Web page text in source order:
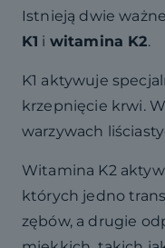
Istnieją dwie
K1 i witamina K2.
K1 aktywuje
krzepnięcie krwi.
warzywach
Witamina K2
których jedno
zębów, a drugie